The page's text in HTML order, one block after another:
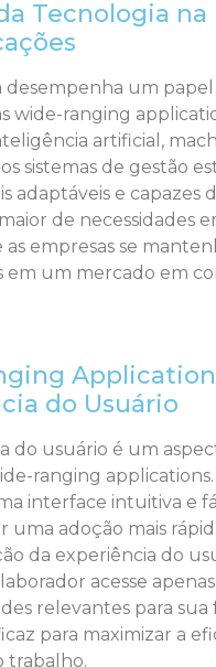
Tecnologia na
desempenha um
wide-ranging
artificial,
sistemas de gestão
adaptáveis e capazes
de necessidades
empresas se
em um mercado em
do Usuário
do usuário é um
ranging
interface intuitiva e
uma adoção mais
da experiência do
acesse apenas
relevantes para sua
para maximizar a
trabalho.